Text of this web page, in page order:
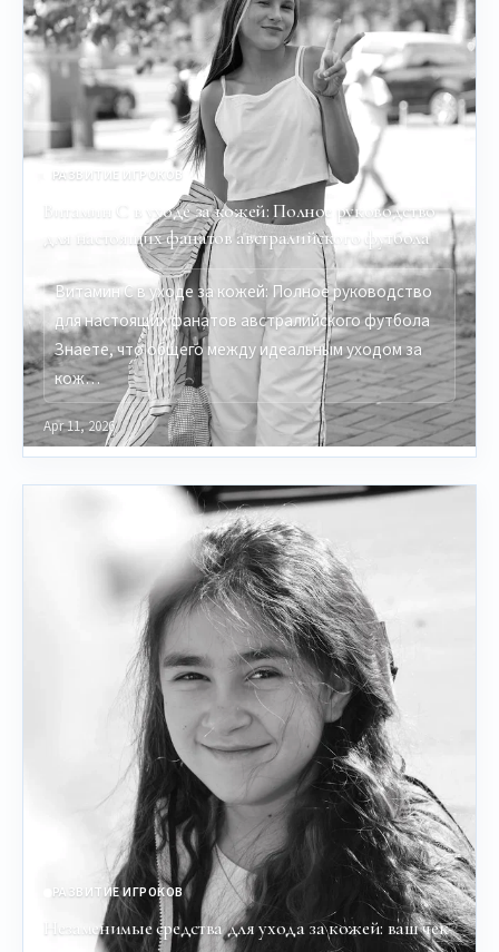
РАЗВИТИЕ ИГРОКОВ
Витамин C в уходе за кожей: Полное руководство
для настоящих фанатов австралийского футбола
Витамин C в уходе за кожей: Полное руководство
для настоящих фанатов австралийского футбола
Знаете, что общего между идеальным уходом за
кож…
Apr 11, 2026
РАЗВИТИЕ ИГРОКОВ
Незаменимые средства для ухода за кожей: ваш чек-